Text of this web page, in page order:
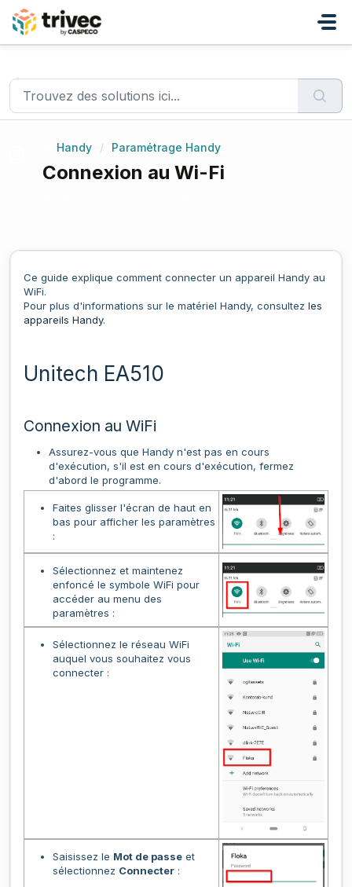
Passer au contenu principal
Handy / Paramétrage Handy
Connexion au Wi-Fi
Ce guide explique comment connecter un appareil Handy au
WiFi.
Pour plus d'informations sur le matériel Handy, consultez les
appareils Handy.
Unitech EA510
Connexion au WiFi
Assurez-vous que Handy n'est pas en cours
d'exécution, s'il est en cours d'exécution, fermez
d'abord le programme.
Faites glisser l'écran de haut en
bas pour afficher les paramètres
:
Sélectionnez et maintenez
enfoncé le symbole WiFi pour
accéder au menu des
paramètres :
Sélectionnez le réseau WiFi
auquel vous souhaitez vous
connecter :
Saisissez le Mot de passe et
sélectionnez Connecter :